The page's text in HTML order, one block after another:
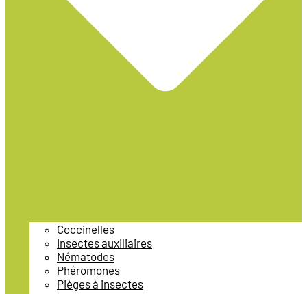
Coccinelles
Insectes auxiliaires
Nématodes
Phéromones
Pièges à insectes